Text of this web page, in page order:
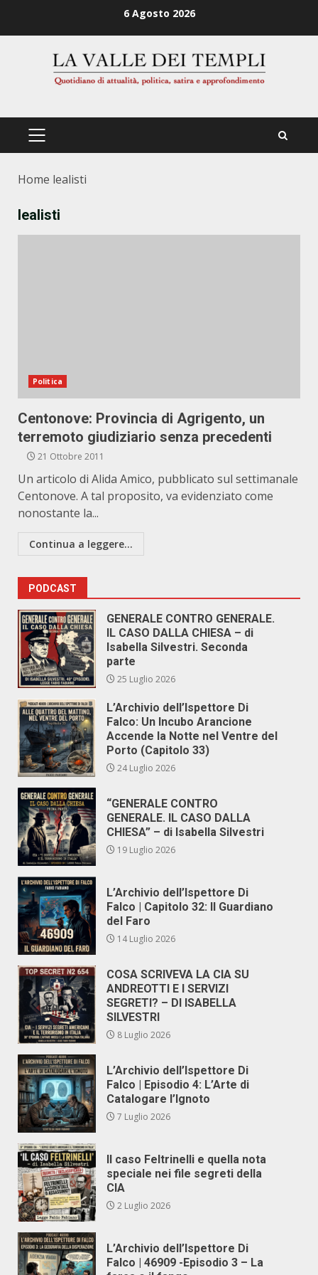
6 Agosto 2026
PRIMÄRES
Home lealisti
lealisti
Politica
Centonove: Provincia di Agrigento, un
terremoto giudiziario senza precedenti
21 Ottobre 2011
Un articolo di Alida Amico, pubblicato sul settimanale
Centonove. A tal proposito, va evidenziato come
nonostante la...
Continua a leggere...
PODCAST
GENERALE CONTRO GENERALE.
IL CASO DALLA CHIESA – di
Isabella Silvestri. Seconda
parte
25 Luglio 2026
L’Archivio dell’Ispettore Di
Falco: Un Incubo Arancione
Accende la Notte nel Ventre del
Porto (Capitolo 33)
24 Luglio 2026
“GENERALE CONTRO
GENERALE. IL CASO DALLA
CHIESA” – di Isabella Silvestri
19 Luglio 2026
L’Archivio dell’Ispettore Di
Falco | Capitolo 32: Il Guardiano
del Faro
14 Luglio 2026
COSA SCRIVEVA LA CIA SU
ANDREOTTI E I SERVIZI
SEGRETI? – DI ISABELLA
SILVESTRI
8 Luglio 2026
L’Archivio dell’Ispettore Di
Falco | Episodio 4: L’Arte di
Catalogare l’Ignoto
7 Luglio 2026
Il caso Feltrinelli e quella nota
speciale nei file segreti della
CIA
2 Luglio 2026
L’Archivio dell’Ispettore Di
Falco | 46909 -Episodio 3 – La